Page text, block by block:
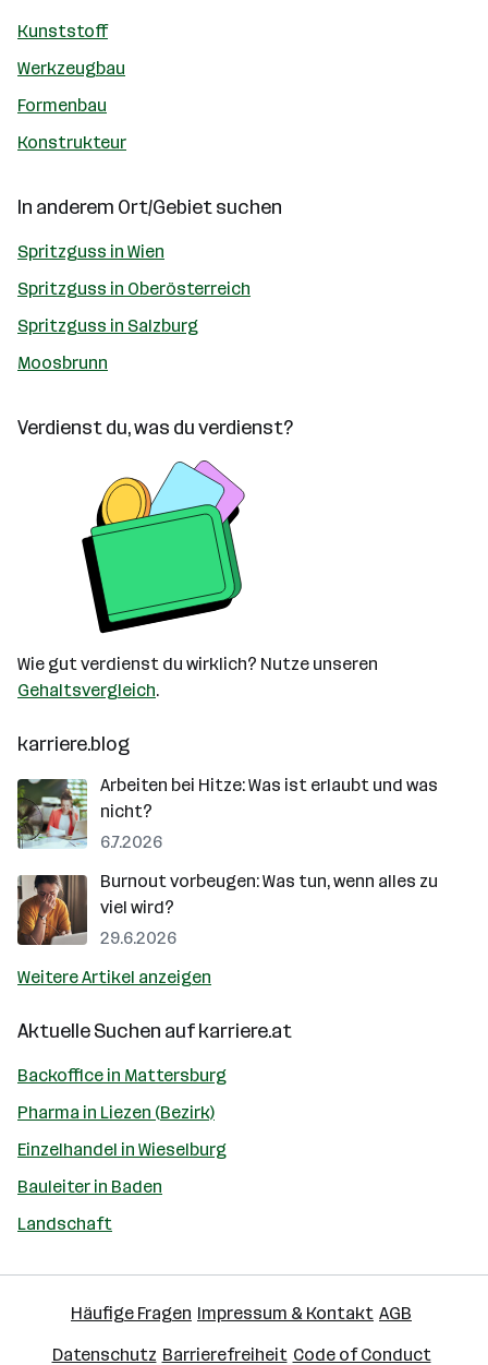
Kunststoff
Werkzeugbau
Formenbau
Konstrukteur
In anderem Ort/Gebiet suchen
Spritzguss in Wien
Spritzguss in Oberösterreich
Spritzguss in Salzburg
Moosbrunn
Verdienst du, was du verdienst?
Wie gut verdienst du wirklich? Nutze unseren
Gehaltsvergleich.
karriere.blog
Arbeiten bei Hitze: Was ist erlaubt und was
nicht?
6.7.2026
Burnout vorbeugen: Was tun, wenn alles zu
viel wird?
29.6.2026
Weitere Artikel anzeigen
Aktuelle Suchen aufkarriere.at
Backoffice in Mattersburg
Pharma in Liezen (Bezirk)
Einzelhandel in Wieselburg
Bauleiter in Baden
Landschaft
Häufige Fragen Impressum & Kontakt AGB
Datenschutz Barrierefreiheit Code of Conduct